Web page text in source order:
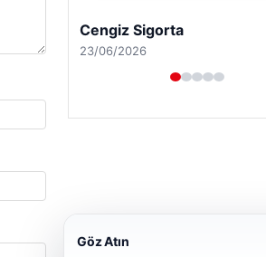
Hastaş Beton
26/05/2026
Göz Atın